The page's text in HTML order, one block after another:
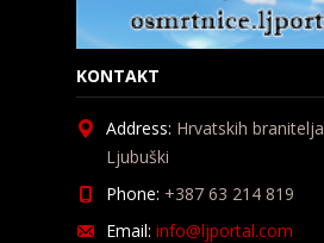
KONTAKT
Address: Hrvatskih
Ljubuški
Phone: +387 63 214 819
Email: info@ljportal.com